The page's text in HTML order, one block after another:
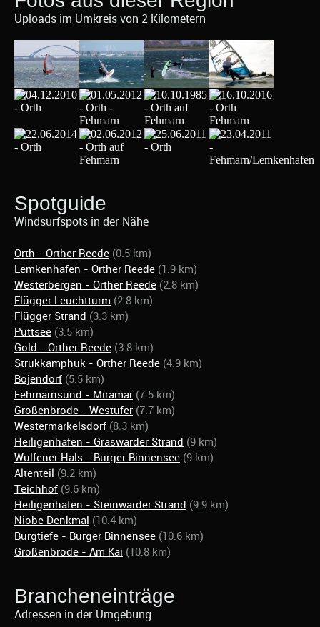
Uploads im Umkreis von 2 Kilometern
Spotguide
Windsurfspots in der Nähe
Orth - Orther Reede (0.5 km)
Lemkenhafen - Orther Reede (1.9 km)
Westerbergen - Orther Reede (2.8 km)
Flügger Leuchtturm (2.8 km)
Flügger Strand (3.3 km)
Püttsee (3.5 km)
Gold - Orther Reede (3.8 km)
Strukkamphuk - Orther Reede (4.9 km)
Bojendorf (5.5 km)
Fehmarnsund - Miramar (7.5 km)
Großenbrode - Westufer (7.7 km)
Westermarkelsdorf (8.3 km)
Heiligenhafen - Graswarder Strand (9 km)
Wulfener Hals - Burger Binnensee (9 km)
Altenteil (9.2 km)
Teichhof (9.6 km)
Heiligenhafen - Steinwarder Strand (9.9 km)
Niobe Denkmal (10.4 km)
Burgtiefe - Burger Binnensee (10.6 km)
Großenbrode - Am Kai (10.8 km)
Brancheneinträge
Adressen in der Umgebung